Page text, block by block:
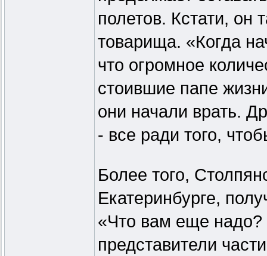
полетов. Кстати, он
товарища. «Когда
что огромное
стоившие папе
они начали врать.
- все ради того,
Более того,
Екатеринбурге,
«Что вам еще надо?
представители